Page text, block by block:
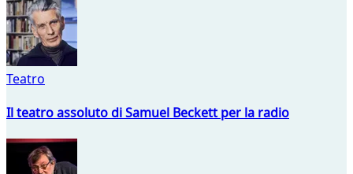
Teatro
Il teatro assoluto di Samuel Beckett per la radio